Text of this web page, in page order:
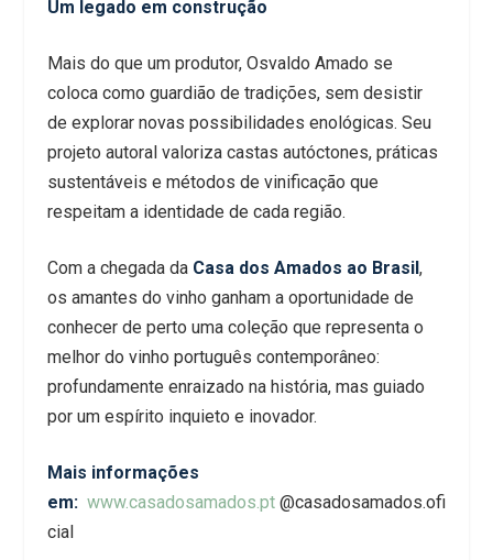
Um legado em construção
Mais do que um produtor, Osvaldo Amado se
coloca como guardião de tradições, sem desistir
de explorar novas possibilidades enológicas. Seu
projeto autoral valoriza castas autóctones, práticas
sustentáveis e métodos de vinificação que
respeitam a identidade de cada região.
Com a chegada da Casa dos Amados ao Brasil,
os amantes do vinho ganham a oportunidade de
conhecer de perto uma coleção que representa o
melhor do vinho português contemporâneo:
profundamente enraizado na história, mas guiado
por um espírito inquieto e inovador.
Mais informações
em: www.casadosamados.pt@casadosamados.ofi
cial